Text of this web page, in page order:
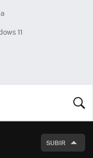
11
SUBIR